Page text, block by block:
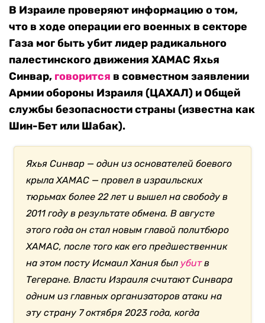
В Израиле проверяют информацию о том,
что в ходе операции его военных в секторе
Газа мог быть убит лидер радикального
палестинского движения ХАМАС Яхья
Синвар, говорится в совместном заявлении
Армии обороны Израиля (ЦАХАЛ) и Общей
службы безопасности страны (известна как
Шин-Бет или Шабак).
Яхья Синвар — один из основателей боевого
крыла ХАМАС — провел в израильских
тюрьмах более 22 лет и вышел на свободу в
2011 году в результате обмена. В августе
этого года он стал новым главой политбюро
ХАМАС, после того как его предшественник
на этом посту Исмаил Хания был убитв
Тегеране. Власти Израиля считают Синвара
одним из главных организаторов атаки на
эту страну 7 октября 2023 года, когда